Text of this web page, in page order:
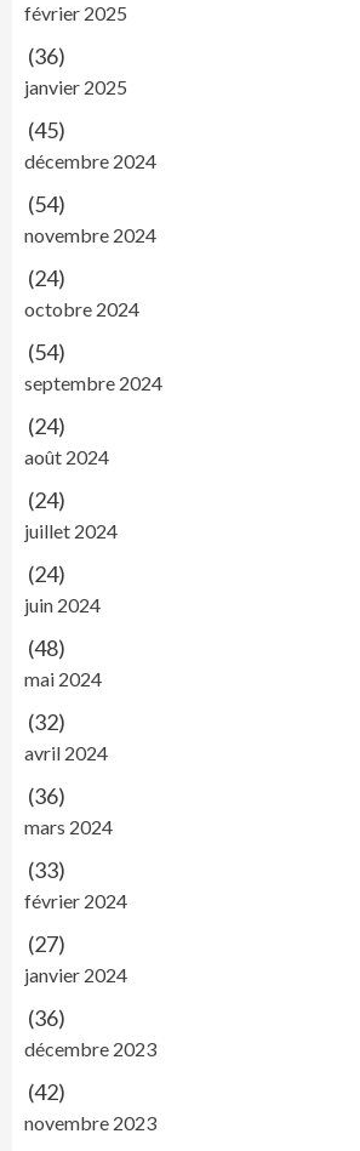
février 2025
(36)
janvier 2025
(45)
décembre 2024
(54)
novembre 2024
(24)
octobre 2024
(54)
septembre 2024
(24)
août 2024
(24)
juillet 2024
(24)
juin 2024
(48)
mai 2024
(32)
avril 2024
(36)
mars 2024
(33)
février 2024
(27)
janvier 2024
(36)
décembre 2023
(42)
novembre 2023